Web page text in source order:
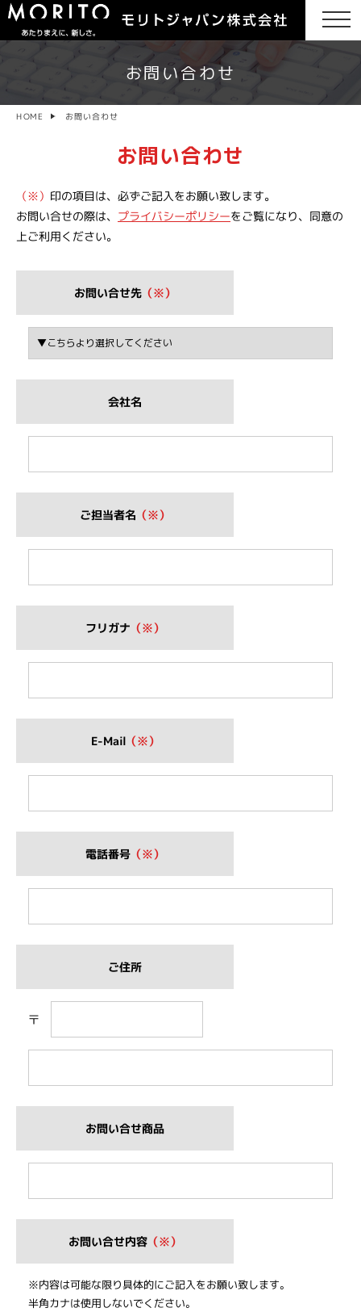
お問い合わせ
HOME お問い合わせ
お問い合わせ
（※） 印の項目は、必ずご記入をお願い致します。
お問い合せの際は、 プライバシーポリシーをご覧になり、同意の
上ご利用ください。
お問い合せ先（※）
会社名
ご担当者名 （※）
フリガナ （※）
E-Mail（※）
電話番号（※）
ご住所
〒
お問い合せ商品
お問い合せ内容（※）
※内容は可能な限り具体的にご記入をお願い致します。
半角カナは使用しないでください。